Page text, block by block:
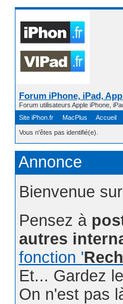
Forum iPhone, iPad,
Forum utilisateurs Apple iPhone,
Site iPhon.fr
MacPlus Accueil
Vous n'êtes pas identifié(e).
Annonce
Bienvenue
Pensez à
autres
fonction '
Et... Gardez
On n'est pas